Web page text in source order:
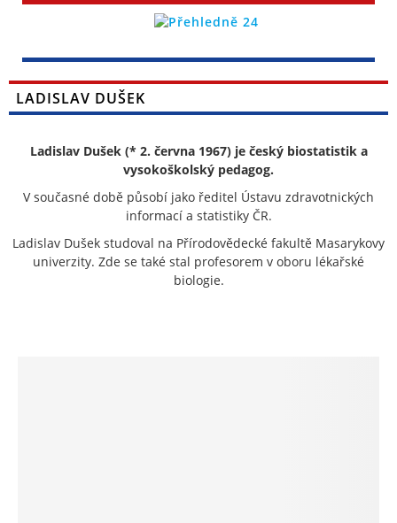
LADISLAV DUŠEK
Ladislav Dušek (* 2. června 1967) je český biostatistik a
vysokoškolský pedagog.
V současné době působí jako ředitel Ústavu zdravotnických
informací a statistiky ČR.
Ladislav Dušek studoval na Přírodovědecké fakultě Masarykovy
univerzity. Zde se také stal profesorem v oboru lékařské
biologie.